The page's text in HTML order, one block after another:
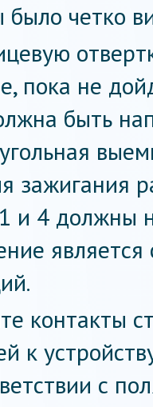
было четко
пока не
быть
зажигания
и 4 должны
контакты
к
с